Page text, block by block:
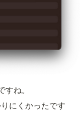
ね。
にくかったです